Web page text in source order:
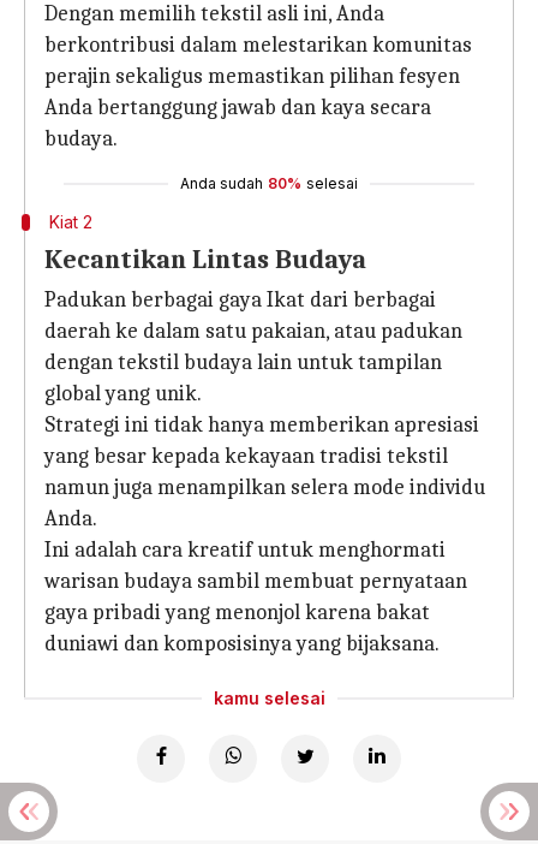
Dengan memilih tekstil asli ini, Anda
berkontribusi dalam melestarikan komunitas
perajin sekaligus memastikan pilihan fesyen
Anda bertanggung jawab dan kaya secara
budaya.
Anda sudah 80% selesai
Kiat 2
Kecantikan Lintas Budaya
Padukan berbagai gaya Ikat dari berbagai
daerah ke dalam satu pakaian, atau padukan
dengan tekstil budaya lain untuk tampilan
global yang unik.
Strategi ini tidak hanya memberikan apresiasi
yang besar kepada kekayaan tradisi tekstil
namun juga menampilkan selera mode individu
Anda.
Ini adalah cara kreatif untuk menghormati
warisan budaya sambil membuat pernyataan
gaya pribadi yang menonjol karena bakat
duniawi dan komposisinya yang bijaksana.
kamu selesai